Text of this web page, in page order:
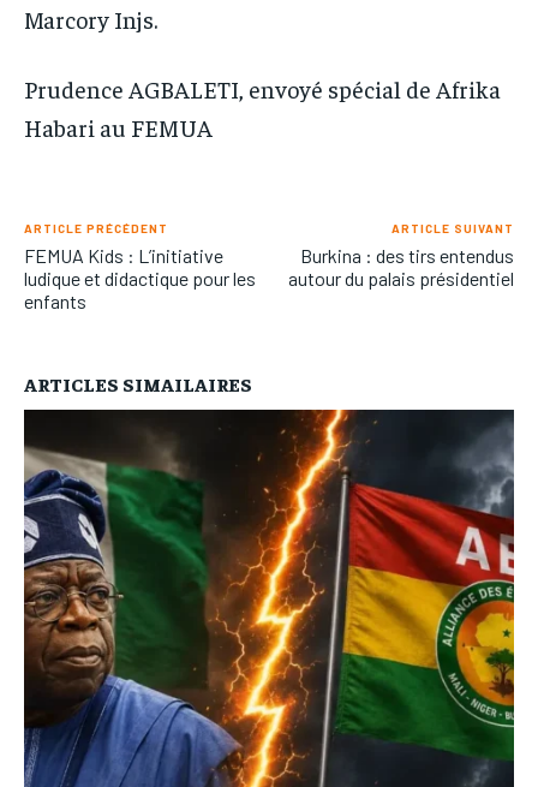
Marcory Injs.
Prudence AGBALETI, envoyé spécial de Afrika
Habari au FEMUA
ARTICLE PRÉCÉDENT
FEMUA Kids : L’initiative
ludique et didactique pour les
enfants
ARTICLE SUIVANT
Burkina : des tirs entendus
autour du palais présidentiel
ARTICLES SIMAILAIRES